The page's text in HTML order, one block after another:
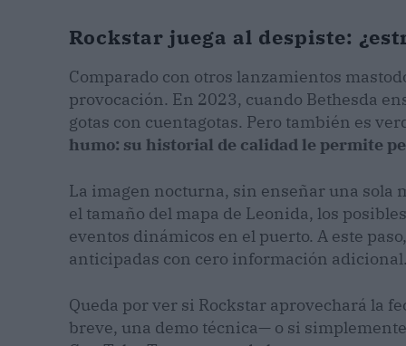
Rockstar juega al despiste:
Comparado con otros lanzamientos
provocación. En 2023, cuando Bethesda
gotas con cuentagotas. Pero también es
humo: su historial de calidad le permite
La imagen nocturna, sin enseñar una sola
el tamaño del mapa de Leonida, los
eventos dinámicos en el puerto. A este
anticipadas con cero información
Queda por ver si Rockstar aprovechará la
breve, una demo técnica— o si